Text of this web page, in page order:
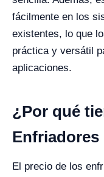
fácilmente en los
existentes, lo que
práctica y versátil
aplicaciones.
¿Por qué
Enfriadores
El precio de los